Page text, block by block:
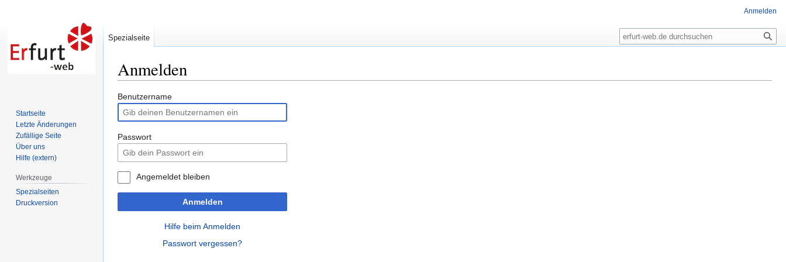
Anmelden
Zur
Navigation
springen
Zur
Suche
springen
Benutzername
Passwort
Angemeldet bleiben
Anmelden
Hilfe beim Anmelden
Passwort vergessen?
Anmelden
Spezialseite Suche
Startseite
Letzte Änderungen
Zufällige Seite
Über uns
Hilfe (extern)
Werkzeuge
Spezialseiten
Druckversion